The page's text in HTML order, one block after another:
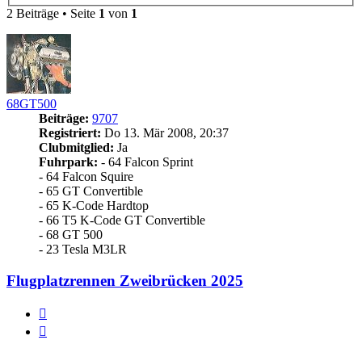
2 Beiträge • Seite 1 von 1
68GT500
Beiträge: 9707
Registriert: Do 13. Mär 2008, 20:37
Clubmitglied: Ja
Fuhrpark: - 64 Falcon Sprint
- 64 Falcon Squire
- 65 GT Convertible
- 65 K-Code Hardtop
- 66 T5 K-Code GT Convertible
- 68 GT 500
- 23 Tesla M3LR
Flugplatzrennen Zweibrücken 2025